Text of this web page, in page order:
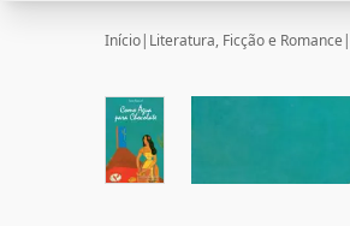
Início| Literatura, Ficção e Romance |